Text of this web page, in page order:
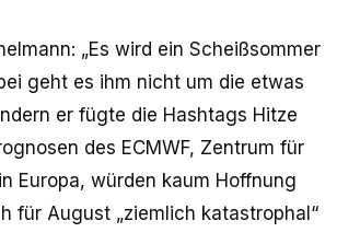
„Es wird ein Scheißsommer
geht es ihm nicht um die etwas
er fügte die Hashtags Hitze
des ECMWF, Zentrum für
in Europa, würden kaum Hoffnung
für August „ziemlich katastrophal“